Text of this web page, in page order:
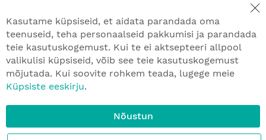
Kasutame küpsiseid, et aidata parandada oma
teenuseid, teha personaalseid pakkumisi ja parandada
teie kasutuskogemust. Kui te ei aktsepteeri allpool
valikulisi küpsiseid, võib see teie kasutuskogemust
mõjutada. Kui soovite rohkem teada, lugege meie
Küpsiste eeskirju.
Nõustun